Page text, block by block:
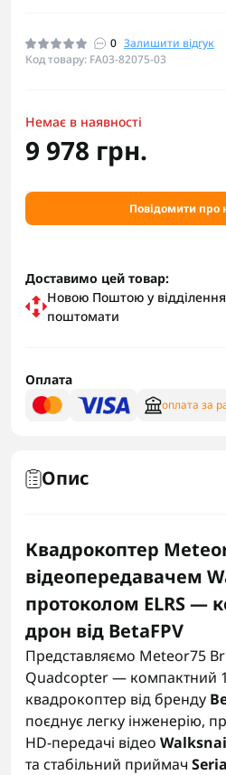
0 Залишити відгук
Код товару: FA03-82075-03
Немає в наявності
9 978 грн.
Повідомити про
Доставимо цей товар:
Новою Поштою у
поштомати
Оплата
оплата за
Опис
Квадрокоптер
відеопередавачем
протоколом ELRS —
дрон від BetaFPV
Представляємо Meteor75
Quadcopter — компактний
квадрокоптер від бренду
поєднує легку інженерію,
HD-передачі відео
та стабільний приймач